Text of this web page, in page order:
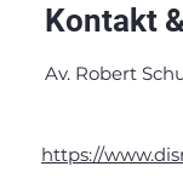
Kontakt
Av. Robert
https://